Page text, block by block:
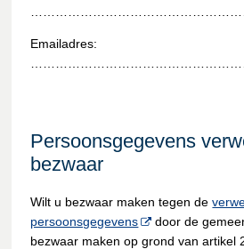
Emailadres:
Persoonsgegevens
bezwaar
Wilt u bezwaar maken tegen de
persoonsgegevens
door de
bezwaar maken op grond van artikel